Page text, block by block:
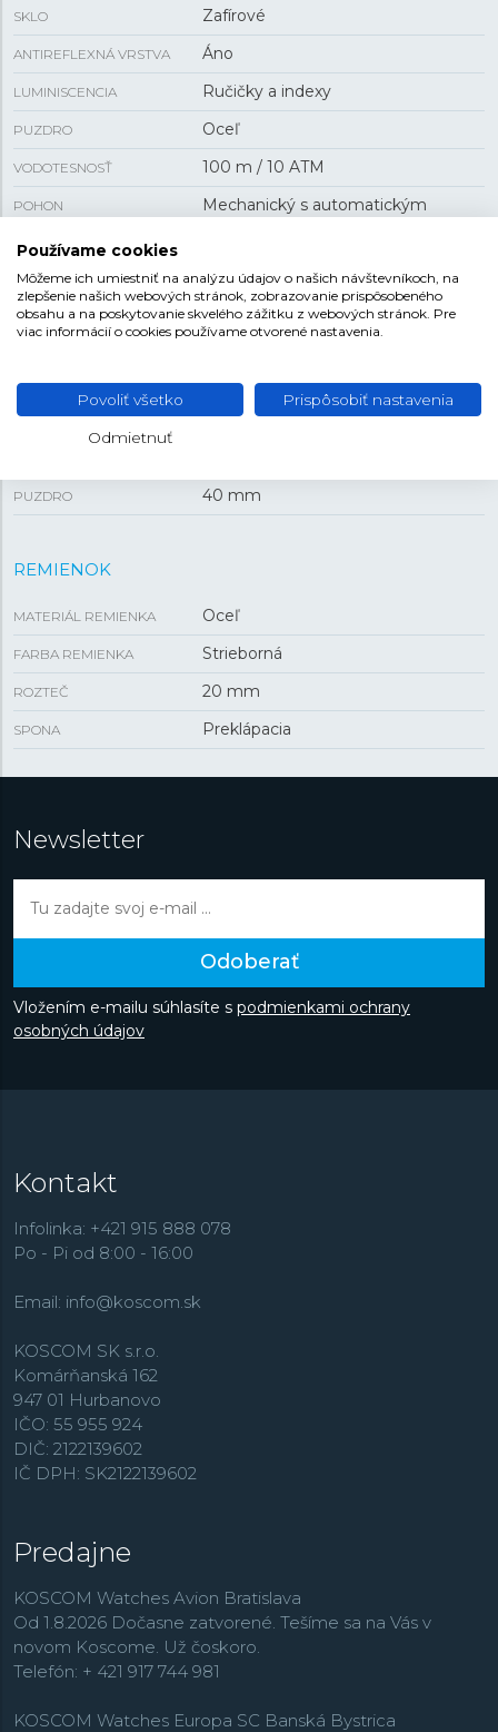
SKLO Zafírové
ANTIREFLEXNÁ VRSTVA Áno
LUMINISCENCIA Ručičky a indexy
PUZDRO Oceľ
VODOTESNOSŤ 100 m / 10 ATM
POHON
Mechanický s automatickým
náťahom
REZERVA CHODU 80 h
FUNKCIA dátum , skrutkovacia korunka
VEĽKOSŤ
PUZDRO 40 mm
REMIENOK
MATERIÁL REMIENKA Oceľ
FARBA REMIENKA Strieborná
ROZTEČ 20 mm
SPONA Preklápacia
Newsletter
Odoberať
Vložením e-mailu súhlasíte s podmienkami ochrany
osobných údajov
Kontakt
Infolinka: +421 915 888 078
Po - Pi od 8:00 - 16:00
Email: info@koscom.sk
KOSCOM SK s.r.o.
Komárňanská 162
947 01 Hurbanovo
IČO: 55 955 924
DIČ: 2122139602
IČ DPH: SK2122139602
Predajne
KOSCOM Watches Avion Bratislava
Od 1.8.2026 Dočasne zatvorené. Tešíme sa na Vás v
novom Koscome. Už čoskoro.
Telefón: + 421 917 744 981
KOSCOM Watches Europa SC Banská Bystrica
Používame cookies
Môžeme ich umiestniť na analýzu údajov o našich návštevníkoch, na
zlepšenie našich webových stránok, zobrazovanie prispôsobeného
obsahu a na poskytovanie skvelého zážitku z webových stránok. Pre
viac informácií o cookies používame otvorené nastavenia.
Povoliť všetko Prispôsobiť nastavenia
Odmietnuť